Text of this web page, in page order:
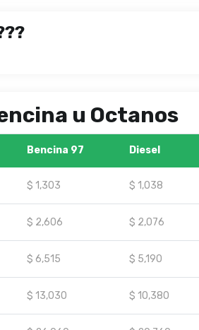
u Octanos
Bencina 97 Diesel
$ 1,303 $ 1,038
$ 2,606 $ 2,076
$ 6,515 $ 5,190
$ 13,030 $ 10,380